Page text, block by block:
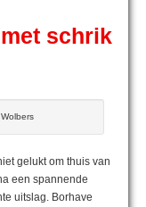
schrik
gelukt om thuis van
een spannende
uitslag. Borhave